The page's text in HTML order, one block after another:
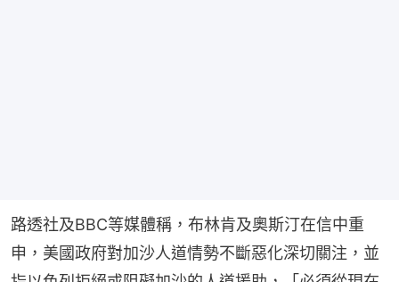
路透社及BBC等媒體稱，布林肯及奧斯汀在信中重
申，美國政府對加沙人道情勢不斷惡化深切關注，並